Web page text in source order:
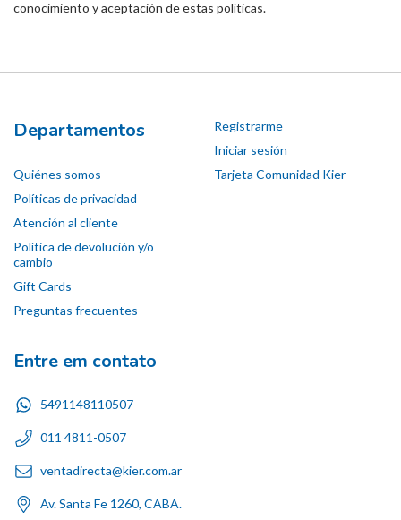
conocimiento y aceptación de estas políticas.
Departamentos
Quiénes somos
Políticas de privacidad
Atención al cliente
Política de devolución y/o
cambio
Gift Cards
Preguntas frecuentes
Registrarme
Iniciar sesión
Tarjeta Comunidad Kier
Entre em contato
5491148110507
011 4811-0507
ventadirecta@kier.com.ar
Av. Santa Fe 1260, CABA.